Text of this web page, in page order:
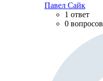
Павел Сайк
1 ответ
0 вопросов